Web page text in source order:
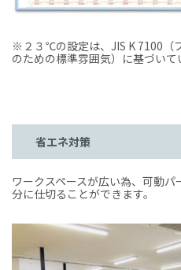
※２３℃の設定は、JIS K 7100（
のための標準雰囲気）に基づいて
省エネ対策
ワークスペースが広い為、可動
分に仕切ることができます。